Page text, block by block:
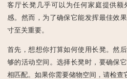
客厅长凳几乎可以为任何家庭提供额
感。然而，为了确保它能发挥最佳效
寸至关重要。
首先，想想你打算如何使用长凳。然
够的活动空间。选择长凳时，要确保
相匹配。如果你需要储物空间，请检查